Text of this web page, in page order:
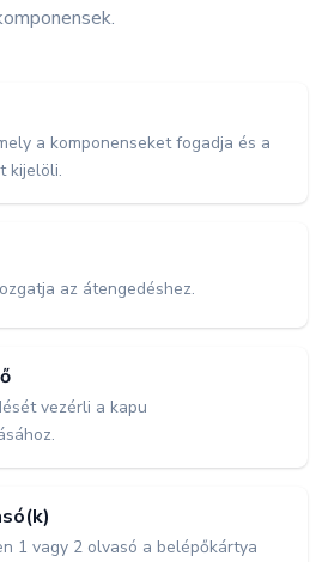
a komponenseket fogadja és a
kijelöli.
az átengedéshez.
vezérli a kapu
1 vagy 2 olvasó a belépőkártya